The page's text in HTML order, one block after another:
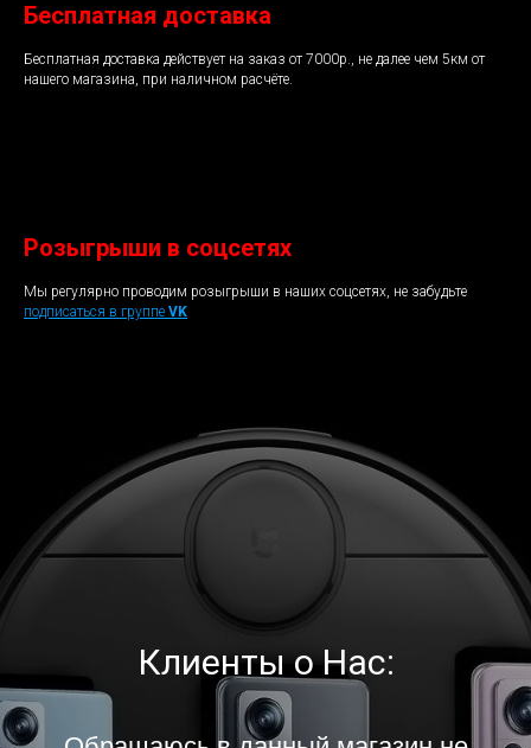
Бесплатная доставка
Бесплатная доставка действует на заказ от 7000р., не далее чем 5км от
нашего магазина, при наличном расчёте.
Розыгрыши в соцсетях
Мы регулярно проводим розыгрыши в наших соцсетях, не забудьте
подписаться в группе VK
Клиенты о Нас: